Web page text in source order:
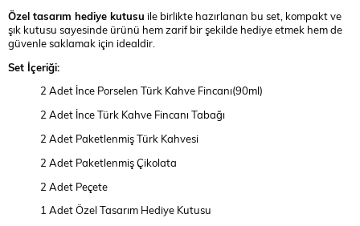
Özel tasarım hediye kutusu ile birlikte hazırlanan bu set, kompakt ve
şık kutusu sayesinde ürünü hem zarif bir şekilde hediye etmek hem de
güvenle saklamak için idealdir.
Set İçeriği:
2 Adet İnce Porselen Türk Kahve Fincanı(90ml)
2 Adet İnce Türk Kahve Fincanı Tabağı
2 Adet Paketlenmiş Türk Kahvesi
2 Adet Paketlenmiş Çikolata
2 Adet Peçete
1 Adet Özel Tasarım Hediye Kutusu